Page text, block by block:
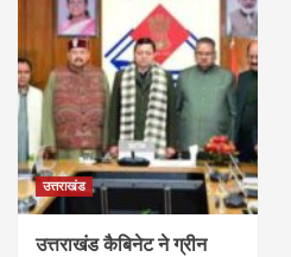
उत्तराखंड
उत्तराखंड कैबिनेट ने ग्रीन